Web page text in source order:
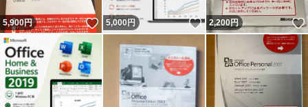
5,900円 いいね！
5,000円 いいね！
2,200円